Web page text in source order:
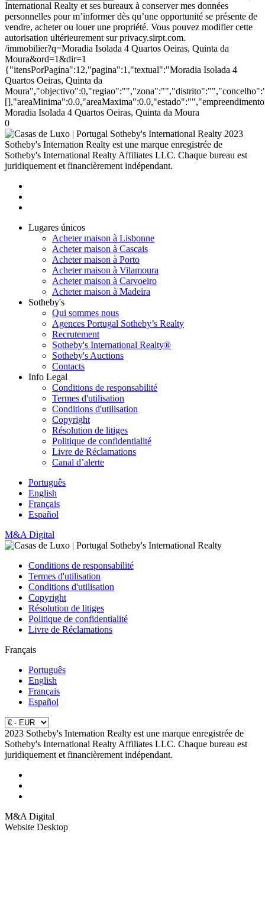
International Realty et ses bureaux à conserver mes données
personnelles pour m’informer dès qu’une opportunité se présente de
vendre, acheter ou louer une propriété. Vous pouvez modifier cette
autorisation ultérieurement sur privacy.sirpt.com.
/immobilier?q=Moradia Isolada 4 Quartos Oeiras, Quinta da
Moura&ord=1&dir=1
{"itensPorPagina":12,"pagina":1,"textual":"Moradia Isolada 4
Quartos Oeiras, Quinta da
Moradia Isolada 4 Quartos Oeiras, Quinta da Moura
0
2023
Sotheby's Internation Realty est une marque enregistrée de
Sotheby's International Realty Affiliates LLC. Chaque bureau est
juridiquement et financièrement indépendant.
Lugares únicos
Acheter maison à Lisbonne
Acheter maison à Cascais
Acheter maison à Porto
Acheter maison à Vilamoura
Acheter maison à Carvoeiro
Acheter maison à Madeira
Sotheby's
Qui sommes nous
Agences Portugal Sotheby’s Realty
Recrutement
Sotheby's International Realty®
Sotheby's Auctions
Contacts
Info Legal
Conditions de responsabilité
Termes d'utilisation
Conditions d'utilisation
Copyright
Résolution de litiges
Politique de confidentialité
Livre de Réclamations
Canal d’alerte
Português
English
Français
Español
M&A Digital
Conditions de responsabilité
Termes d'utilisation
Conditions d'utilisation
Copyright
Résolution de litiges
Politique de confidentialité
Livre de Réclamations
Français
Português
English
Français
Español
2023 Sotheby's Internation Realty est une marque enregistrée de
Sotheby's International Realty Affiliates LLC. Chaque bureau est
juridiquement et financièrement indépendant.
M&A Digital
Website Desktop